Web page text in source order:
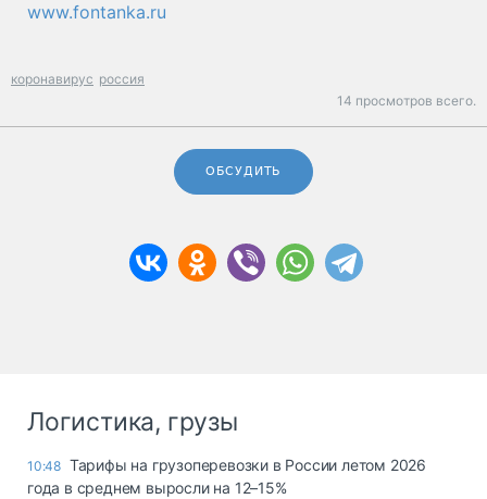
www.fontanka.ru
коронавирус россия
14 просмотров всего.
ОБСУДИТЬ
Логистика, грузы
10:48 Тарифы на грузоперевозки в России летом 2026
года в среднем выросли на 12–15%